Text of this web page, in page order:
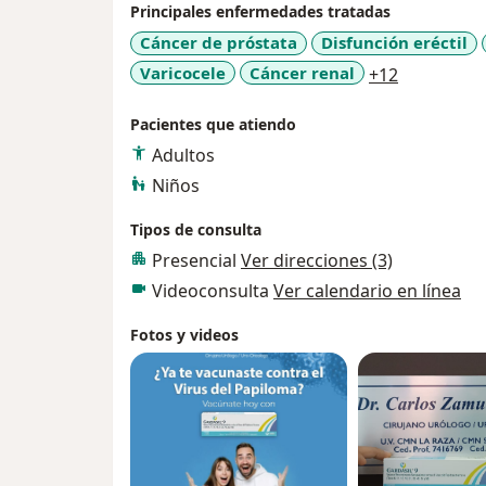
de vejiga , Cáncer de Riñón , Cáncer de
Paternidad Satisfecha ( realizamos
Fimosis ( Realizando Circuncisión
Realizó procedimientos de manera
Mi propósito es atenderte con la mayor
brindarte confianza y ofrecerte el mejor
Principales enfermedades tratadas
Cáncer de próstata Disfunción eréctil
Varicocele
Cáncer renal +12
Pacientes que atiendo
Adultos
Niños
Tipos de consulta
Presencial Ver direcciones (3)
Videoconsulta Ver calendario en línea
Fotos y videos